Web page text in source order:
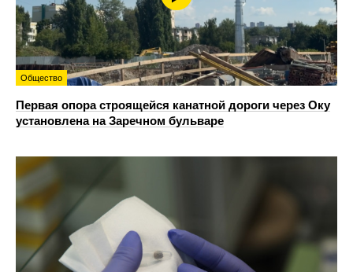
Общество
Первая опора строящейся канатной дороги через Оку
установлена на Заречном бульваре